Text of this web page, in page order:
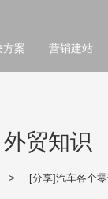
方案 营销建站
外贸知识
> [分享]汽车各个